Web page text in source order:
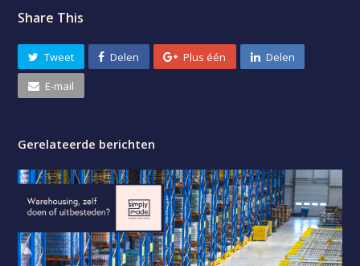
Share This
Tweet Delen Plus één Delen
E-mail
Gerelateerde berichten